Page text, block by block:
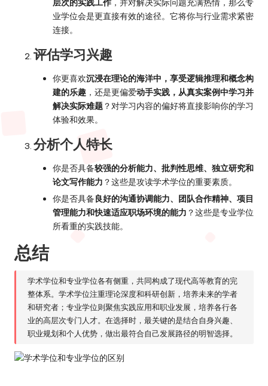
层次的实践工作 ，并对解决实际问题充满热情，那么专
业学位会是更直接有效的途径。它将你与行业需求紧密
连接。
评估学习兴趣
你更喜欢沉浸在理论的海洋中，享受逻辑推理和概念构
建的乐趣 ，还是更偏爱动手实践，从真实案例中学习并
解决实际难题 ？对学习内容的偏好将直接影响你的学习
体验和效果。
分析个人特长
你是否具备较强的分析能力、批判性思维、独立研究和
论文写作能力 ？这些是攻读学术学位的重要素质。
你是否具备良好的沟通协调能力、团队合作精神、项目
管理能力和快速适应职场环境的能力 ？这些是专业学位
所看重的实践技能。
总结
学术学位和专业学位各有侧重，共同构成了现代高等教育的完
整体系。学术学位注重理论深度和科研创新，培养未来的学者
和研究者；专业学位则聚焦实践应用和职业发展，培养各行各
业的高层次专门人才。在选择时，最关键的是结合自身兴趣、
职业规划和个人优势，做出最符合自己发展路径的明智选择。